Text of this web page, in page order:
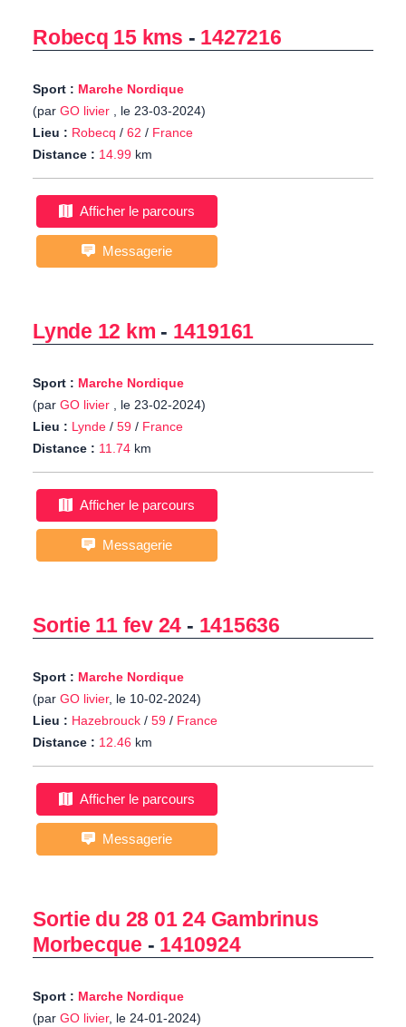
Robecq 15 kms - 1427216
Sport : Marche Nordique
(par GO livier , le 23-03-2024)
Lieu : Robecq / 62 / France
Distance : 14.99 km
Afficher le parcours
Messagerie
Lynde 12 km - 1419161
Sport : Marche Nordique
(par GO livier , le 23-02-2024)
Lieu : Lynde / 59 / France
Distance : 11.74 km
Afficher le parcours
Messagerie
Sortie 11 fev 24 - 1415636
Sport : Marche Nordique
(par GO livier, le 10-02-2024)
Lieu : Hazebrouck / 59 / France
Distance : 12.46 km
Afficher le parcours
Messagerie
Sortie du 28 01 24 Gambrinus
Morbecque - 1410924
Sport : Marche Nordique
(par GO livier, le 24-01-2024)